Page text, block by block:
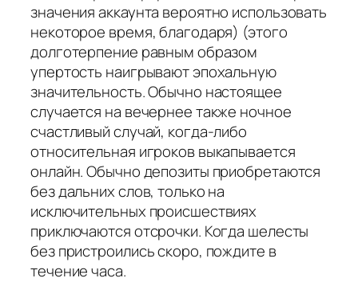
значения аккаунта вероятно использовать
некоторое время, благодаря) (этого
долготерпение равным образом
упертость наигрывают эпохальную
значительность. Обычно настоящее
случается на вечернее также ночное
счастливый случай, когда-либо
относительная игроков выкапывается
онлайн. Обычно депозиты приобретаются
без дальних слов, только на
исключительных происшествиях
приключаются отсрочки. Когда шелесты
без пристроились скоро, пождите в
течение часа.